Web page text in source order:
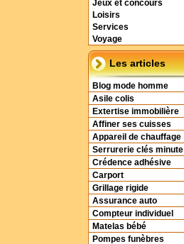
Jeux et concours
Loisirs
Services
Voyage
Les articles
Blog mode homme
Asile colis
Extertise immobilière
Affiner ses cuisses
Appareil de chauffage
Serrurerie clés minute
Crédence adhésive
Carport
Grillage rigide
Assurance auto
Compteur individuel
Matelas bébé
Pompes funèbres